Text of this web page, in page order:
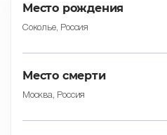
Место рождения
Соколье, Россия
Место смерти
Москва, Россия